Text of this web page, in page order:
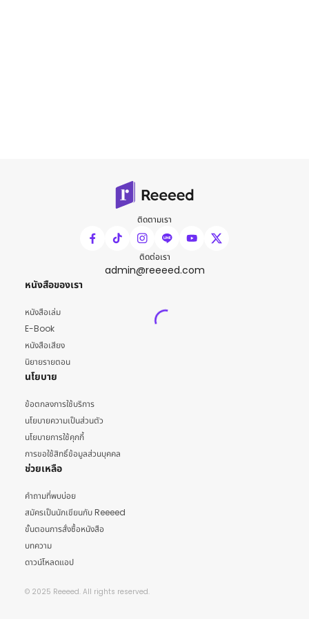
ติดตามเรา
ติดต่อเรา
admin@reeeed.com
หนังสือของเรา
หนังสือเล่ม
E-Book
หนังสือเสียง
นิยายรายตอน
นโยบาย
ข้อตกลงการใช้บริการ
นโยบายความเป็นส่วนตัว
นโยบายการใช้คุกกี้
การขอใช้สิทธิ์ข้อมูลส่วนบุคคล
ช่วยเหลือ
คำถามที่พบบ่อย
สมัครเป็นนักเขียนกับ Reeeed
ขั้นตอนการสั่งซื้อหนังสือ
บทความ
ดาวน์โหลดแอป
© 2025 Reeeed. All rights reserved.